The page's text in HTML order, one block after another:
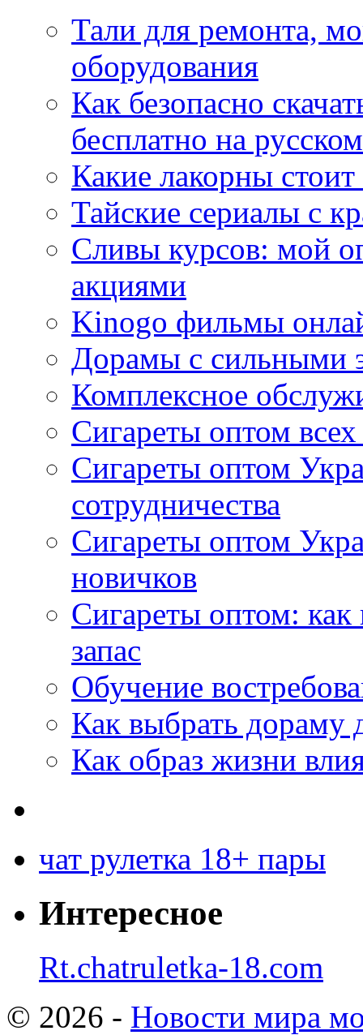
Тали для ремонта,
оборудования
Как безопасно
бесплатно на
Какие лакорны
Тайские сериалы с
Сливы курсов: мой
акциями
Kinogo фильмы
Дорамы с сильными
Комплексное
Сигареты оптом
Сигареты оптом
сотрудничества
Сигареты оптом
новичков
Сигареты оптом:
запас
Обучение
Как выбрать дораму
Как образ жизни
чат рулетка 18+ пары
Интересное
Rt.chatruletka-18.com
© 2026 - Новости мира